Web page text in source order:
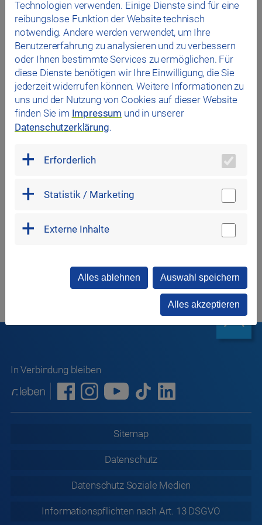
aus dem Jahr 2001 war extrem störanfällig und trotz
mehrfacher Reparaturen immer wieder defekt, so dass
eine Erneuerung notwendig war.
In der Tiefgarage befinden sich acht kombinierte
Behinderten- / Familienstellplätze – vier in Ebene 1 und je
zwei in den Ebenen 2 und 3. Die zwei
Behindertenstellplätze in der Nähe des Nordeingangs
zum Theater auf dem Arnulfsplatz, die während der
Sanierung dort zusätzlich ausgewiesen waren, werden
nun wieder in reguläre Parkplätze umgewidmet.
Zurück zur Übersicht
In Verbindung bleiben
Sitemap
Datenschutz
Datenschutz Soziale Medien
Informationspflichten nach Art. 13 DSGVO
Technologien verwenden. Einige Dienste sind für eine
reibungslose Funktion der Website technisch
notwendig. Andere werden verwendet, um Ihre
Benutzererfahrung zu analysieren und zu verbessern
oder Ihnen bestimmte Services zu ermöglichen. Für
diese Dienste benötigen wir Ihre Einwilligung, die Sie
jederzeit widerrufen können. Weitere Informationen zu
uns und der Nutzung von Cookies auf dieser Website
finden Sie im Impressum und in unserer
Datenschutzerklärung.
Erforderlich
Statistik / Marketing
Externe Inhalte
Alles ablehnen Auswahl speichern
Alles akzeptieren